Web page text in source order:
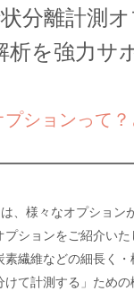
分離計測
析を強力サ
ションって
、様々なオプション
プションをご紹介いた
素繊維などの細長く
て計測する」ための